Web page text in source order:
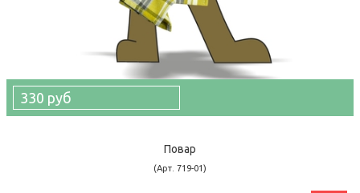
330 руб
Повар
(Арт. 719-01)